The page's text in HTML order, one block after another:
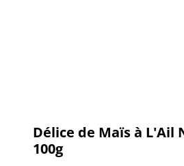
%
Délice de Maïs à L'Ail
100g